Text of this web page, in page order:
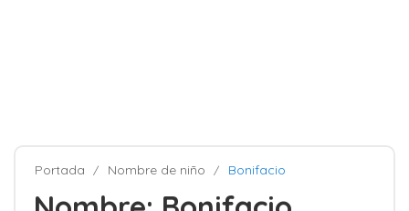
Portada Nombre de niño Bonifacio